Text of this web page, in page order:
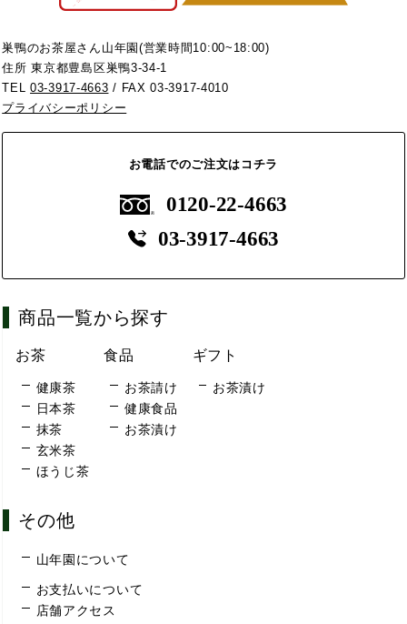
巣鴨のお茶屋さん山年園(営業時間10:00~18:00)
住所 東京都豊島区巣鴨3-34-1
TEL03-3917-4663 / FAX 03-3917-4010
プライバシーポリシー
お電話でのご注文はコチラ
0120-22-4663
03-3917-4663
商品一覧から探す
お茶
健康茶
日本茶
抹茶
玄米茶
ほうじ茶
食品
お茶請け
健康食品
お茶漬け
ギフト
お茶漬け
その他
山年園について
お支払いについて
店舗アクセス